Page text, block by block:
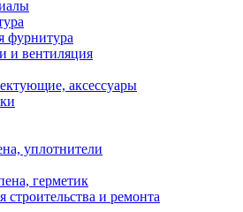
фурнитура
и вентиляция
аксессуары
уплотнители
герметик
строительства и ремонта